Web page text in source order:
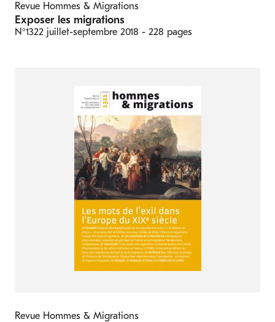
Revue Hommes & Migrations
Exposer les migrations
N°1322 juillet-septembre 2018 - 228 pages
Revue Hommes & Migrations